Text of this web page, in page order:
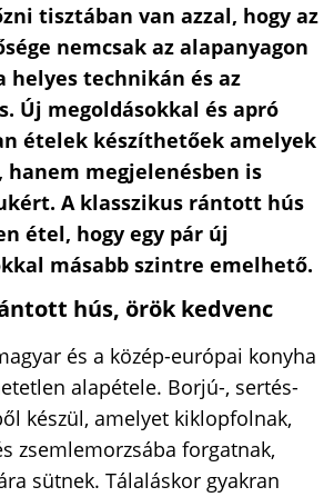
tisztában van azzal, hogy az
nemcsak az alapanyagon
helyes technikán és az
Új megoldásokkal és apró
ételek készíthetőek amelyek
hanem megjelenésben is
A klasszikus rántott hús
étel, hogy egy pár új
másabb szintre emelhető.
hús, örök kedvenc
és a közép-európai konyha
alapétele. Borjú-, sertés-
készül, amelyet kiklopfolnak,
zsemlemorzsába forgatnak,
sütnek. Tálaláskor gyakran